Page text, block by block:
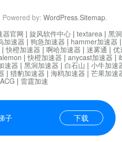
Powered by: WordPress.Sitemap.
子 下载
器官网 | 旋风软件中心 | textarea | 黑
加速器 | 狗急加速器 | hammer加速器
|快橙加速器 | 啊哈加速器 | 迷雾通 | 优
|快橙加速器 | anycast加速器 |
速器 | 黑洞加速器 | 白石山 | 小牛加速
| 猎豹加速器 | 海鸥加速器 | 芒果加速
| 雷霆加速